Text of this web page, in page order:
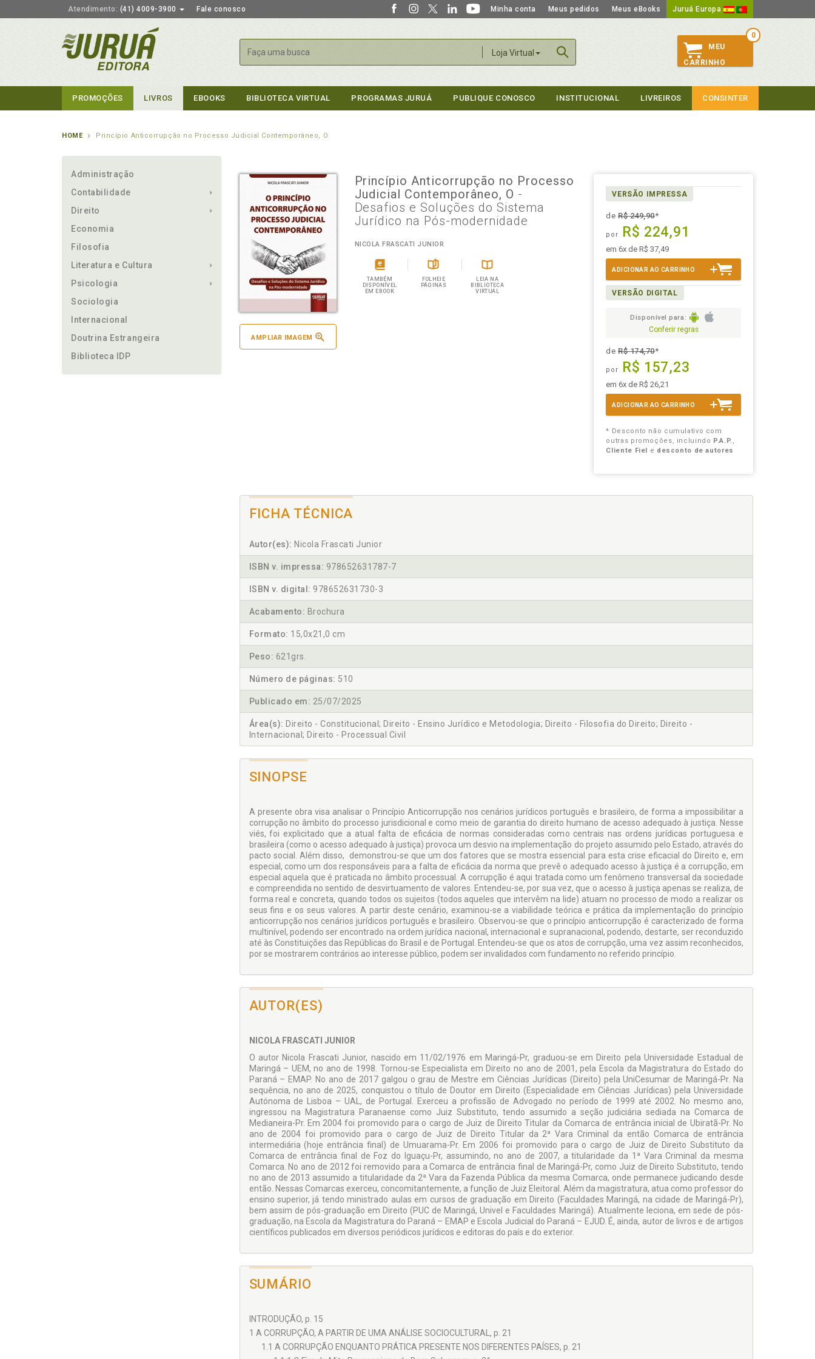
Atendimento: (41) 4009-3900 Fale conosco Minha conta Meus pedidos Meus eBooks Juruá Europa
Loja Virtual
Buscar
0
MEU
CARRINHO
PROMOÇÕES LIVROS EBOOKS BIBLIOTECA VIRTUAL PROGRAMAS JURUÁ PUBLIQUE CONOSCO INSTITUCIONAL LIVREIROS CONSINTER
HOME Princípio Anticorrupção no Processo Judicial Contemporâneo, O
Administração
Contabilidade
Direito
Economia
Filosofia
Literatura e Cultura
Psicologia
Sociologia
Internacional
Doutrina Estrangeira
Biblioteca IDP
AMPLIAR IMAGEM
Princípio Anticorrupção no Processo
Judicial Contemporâneo, O -
Desafios e Soluções do Sistema
Jurídico na Pós-modernidade
NICOLA FRASCATI JUNIOR
TAMBÉM
DISPONÍVEL
EM EBOOK
FOLHEIE
PÁGINAS
LEIA NA
BIBLIOTECA
VIRTUAL
VERSÃO IMPRESSA
deR$ 249,90*
por R$ 224,91
em 6x de R$ 37,49
ADICIONAR AO CARRINHO
VERSÃO DIGITAL
Disponível para:
Conferir regras
deR$ 174,70*
por R$ 157,23
em 6x de R$ 26,21
ADICIONAR AO CARRINHO
* Desconto não cumulativo com
outras promoções, incluindo P.A.P.,
Cliente Fiel
e desconto de autores
FICHA TÉCNICA
Autor(es): Nicola Frascati Junior
ISBN v. impressa: 978652631787-7
ISBN v. digital: 978652631730-3
Acabamento: Brochura
Formato: 15,0x21,0 cm
Peso: 621grs.
Número de páginas: 510
Publicado em: 25/07/2025
Área(s): Direito - Constitucional; Direito - Ensino Jurídico e Metodologia; Direito - Filosofia do Direito; Direito -
Internacional; Direito - Processual Civil
SINOPSE
A presente obra visa analisar o Princípio Anticorrupção nos cenários jurídicos português e brasileiro, de forma a impossibilitar a
corrupção no âmbito do processo jurisdicional e como meio de garantia do direito humano de acesso adequado à justiça. Nesse
viés, foi explicitado que a atual falta de eficácia de normas consideradas como centrais nas ordens jurídicas portuguesa e
brasileira (como o acesso adequado à justiça) provoca um desvio na implementação do projeto assumido pelo Estado, através do
pacto social. Além disso, demonstrou-se que um dos fatores que se mostra essencial para esta crise eficacial do Direito e, em
especial, como um dos responsáveis para a falta de eficácia da norma que prevê o adequado acesso à justiça é a corrupção, em
especial aquela que é praticada no âmbito processual. A corrupção é aqui tratada como um fenômeno transversal da sociedade
e compreendida no sentido de desvirtuamento de valores. Entendeu-se, por sua vez, que o acesso à justiça apenas se realiza, de
forma real e concreta, quando todos os sujeitos (todos aqueles que intervêm na lide) atuam no processo de modo a realizar os
seus fins e os seus valores. A partir deste cenário, examinou-se a viabilidade teórica e prática da implementação do princípio
anticorrupção nos cenários jurídicos português e brasileiro. Observou-se que o princípio anticorrupção é caracterizado de forma
multinível, podendo ser encontrado na ordem jurídica nacional, internacional e supranacional, podendo, destarte, ser reconduzido
até às Constituições das Repúblicas do Brasil e de Portugal. Entendeu-se que os atos de corrupção, uma vez assim reconhecidos,
por se mostrarem contrários ao interesse público, podem ser invalidados com fundamento no referido princípio.
AUTOR(ES)
NICOLA FRASCATI JUNIOR
O autor Nicola Frascati Junior, nascido em 11/02/1976 em Maringá-Pr, graduou-se em Direito pela Universidade Estadual de
Maringá – UEM, no ano de 1998. Tornou-se Especialista em Direito no ano de 2001, pela Escola da Magistratura do Estado do
Paraná – EMAP. No ano de 2017 galgou o grau de Mestre em Ciências Jurídicas (Direito) pela UniCesumar de Maringá-Pr. Na
sequência, no ano de 2025, conquistou o título de Doutor em Direito (Especialidade em Ciências Jurídicas) pela Universidade
Autónoma de Lisboa – UAL, de Portugal. Exerceu a profissão de Advogado no período de 1999 até 2002. No mesmo ano,
ingressou na Magistratura Paranaense como Juiz Substituto, tendo assumido a seção judiciária sediada na Comarca de
Medianeira-Pr. Em 2004 foi promovido para o cargo de Juiz de Direito Titular da Comarca de entrância inicial de Ubiratã-Pr. No
ano de 2004 foi promovido para o cargo de Juiz de Direito Titular da 2ª Vara Criminal da então Comarca de entrância
intermediária (hoje entrância final) de Umuarama-Pr. Em 2006 foi promovido para o cargo de Juiz de Direito Substituto da
Comarca de entrância final de Foz do Iguaçu-Pr, assumindo, no ano de 2007, a titularidade da 1ª Vara Criminal da mesma
Comarca. No ano de 2012 foi removido para a Comarca de entrância final de Maringá-Pr, como Juiz de Direito Substituto, tendo
no ano de 2013 assumido a titularidade da 2ª Vara da Fazenda Pública da mesma Comarca, onde permanece judicando desde
então. Nessas Comarcas exerceu, concomitantemente, a função de Juiz Eleitoral. Além da magistratura, atua como professor do
ensino superior, já tendo ministrado aulas em cursos de graduação em Direito (Faculdades Maringá, na cidade de Maringá-Pr),
bem assim de pós-graduação em Direito (PUC de Maringá, Univel e Faculdades Maringá). Atualmente leciona, em sede de pós-
graduação, na Escola da Magistratura do Paraná – EMAP e Escola Judicial do Paraná – EJUD. É, ainda, autor de livros e de artigos
científicos publicados em diversos periódicos jurídicos e editoras do país e do exterior.
SUMÁRIO
INTRODUÇÃO, p. 15
1 A CORRUPÇÃO, A PARTIR DE UMA ANÁLISE SOCIOCULTURAL, p. 21
1.1 A CORRUPÇÃO ENQUANTO PRÁTICA PRESENTE NOS DIFERENTES PAÍSES, p. 21